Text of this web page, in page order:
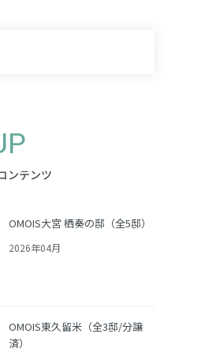
ンテンツ
OMOIS大宮 栖奏の邸（全5邸）
2026年04月
OMOIS東久留米（全3邸/分譲
済）